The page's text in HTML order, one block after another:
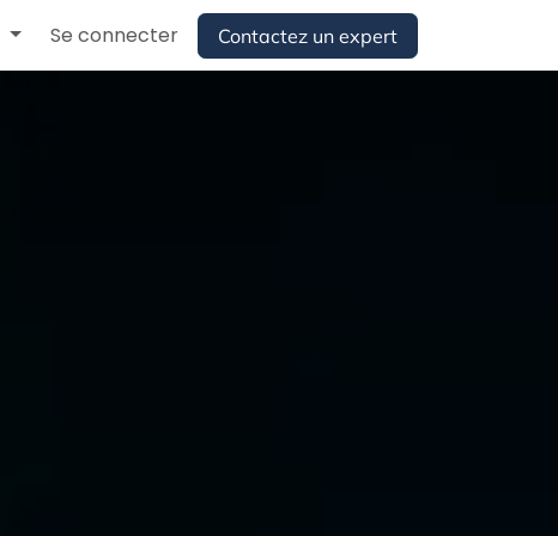
Se connecter Contactez un expert